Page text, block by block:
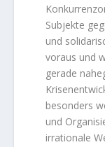
Subjekte
und
voraus und
gerade
besonders
und
irrationale